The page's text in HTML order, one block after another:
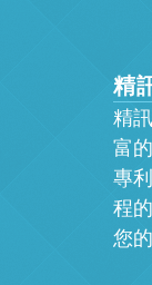
精
精
富
專
程
您